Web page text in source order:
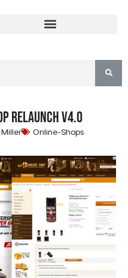
Relaunch V4.0
Online-Shops